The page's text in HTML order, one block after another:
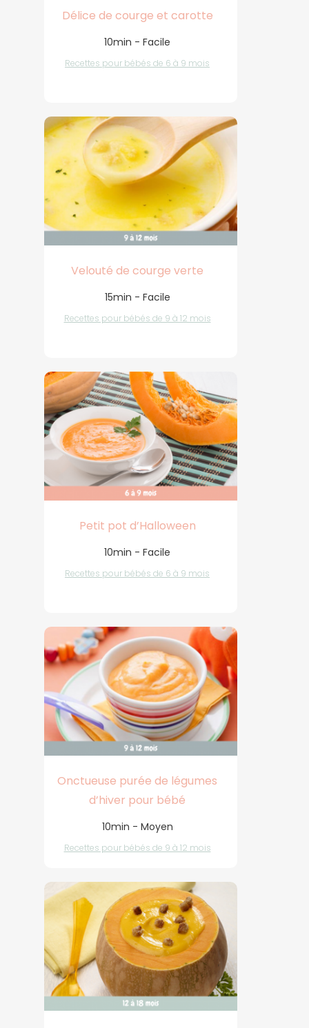
Délice de courge et carotte
10min - Facile
Recettes pour bébés de 6 à 9 mois
Velouté de courge verte
15min - Facile
Recettes pour bébés de 9 à 12 mois
Petit pot d’Halloween
10min - Facile
Recettes pour bébés de 6 à 9 mois
Onctueuse purée de légumes
d’hiver pour bébé
10min - Moyen
Recettes pour bébés de 9 à 12 mois